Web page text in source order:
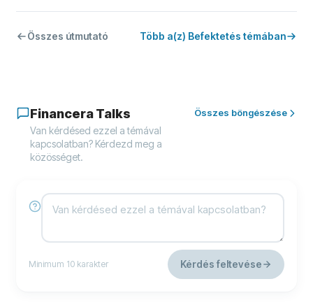
Összes útmutató Több a(z) Befektetés témában
Financera Talks
Van kérdésed ezzel a témával
kapcsolatban? Kérdezd meg a
közösséget.
Összes böngészése
Minimum 10 karakter Kérdés feltevése